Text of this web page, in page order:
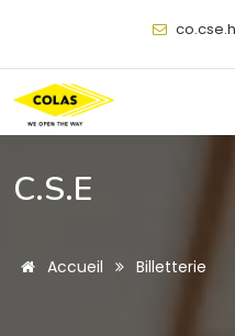
C.S.E
Accueil Billetterie